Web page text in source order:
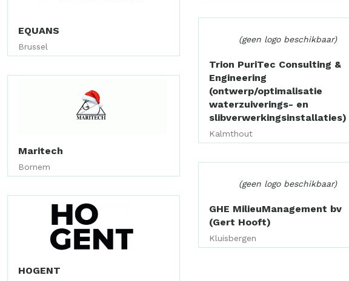
EQUANS
Brussel
(geen logo beschikbaar)
Trion PuriTec Consulting &
Engineering
(ontwerp/optimalisatie
waterzuiverings- en
slibverwerkingsinstallaties)
Kalmthout
Maritech
Bornem
(geen logo beschikbaar)
GHE MilieuManagement bv
(Gert Hooft)
Kluisbergen
HOGENT